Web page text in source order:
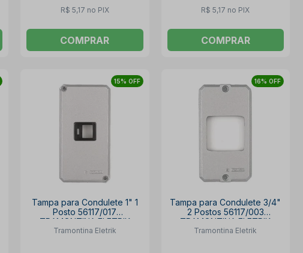
R$ 5,17 no PIX
COMPRAR
R$ 5,17 no PIX
COMPRAR
15% OFF
Tampa para Condulete 1" 1
Posto 56117/017
TRAMONTINA ELETRIK
Tramontina Eletrik
16% OFF
Tampa para Condulete 3/4"
2 Postos 56117/003
TRAMONTINA ELETRIK
Tramontina Eletrik